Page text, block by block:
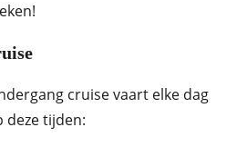
cruise vaart elke dag
deze tijden: